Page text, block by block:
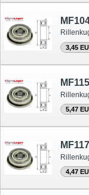
3,45
5,47
4,47